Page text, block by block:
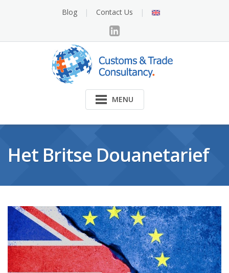
Blog Contact Us English
MENU
Het Britse Douanetarief